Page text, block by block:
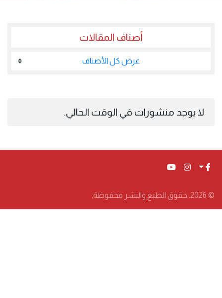
أصناف المقالات
عرض كل الأصناف
لا يوجد منشورات في الوقت الحالي.
© 2026. حقوق الطبع والنشر محفوظة.